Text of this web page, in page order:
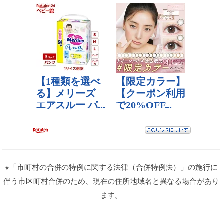
※「市町村の合併の特例に関する法律（合併特例法）」の施行に
伴う市区町村合併のため、現在の住所地域名と異なる場合があり
ます。